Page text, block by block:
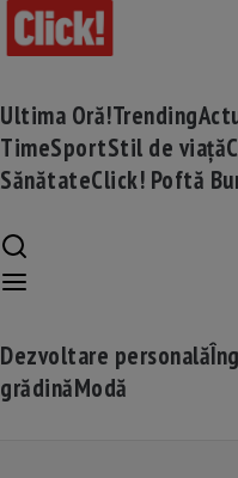
Ultima Oră!Trending
TimeSportStil de viață
SănătateClick! Poftă
Dezvoltare personală
grădinăModă